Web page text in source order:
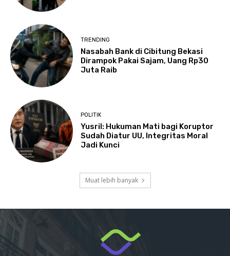
TRENDING
Nasabah Bank di Cibitung Bekasi
Dirampok Pakai Sajam, Uang Rp30
Juta Raib
POLITIK
Yusril: Hukuman Mati bagi Koruptor
Sudah Diatur UU, Integritas Moral
Jadi Kunci
Muat lebih banyak